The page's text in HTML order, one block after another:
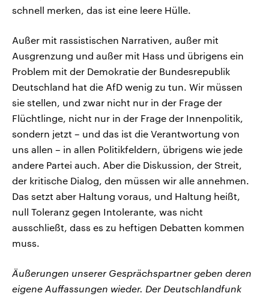
schnell merken, das ist eine leere Hülle.
Außer mit rassistischen Narrativen, außer mit
Ausgrenzung und außer mit Hass und übrigens ein
Problem mit der Demokratie der Bundesrepublik
Deutschland hat die AfD wenig zu tun. Wir müssen
sie stellen, und zwar nicht nur in der Frage der
Flüchtlinge, nicht nur in der Frage der Innenpolitik,
sondern jetzt – und das ist die Verantwortung von
uns allen – in allen Politikfeldern, übrigens wie jede
andere Partei auch. Aber die Diskussion, der Streit,
der kritische Dialog, den müssen wir alle annehmen.
Das setzt aber Haltung voraus, und Haltung heißt,
null Toleranz gegen Intolerante, was nicht
ausschließt, dass es zu heftigen Debatten kommen
muss.
Äußerungen unserer Gesprächspartner geben deren
eigene Auffassungen wieder. Der Deutschlandfunk